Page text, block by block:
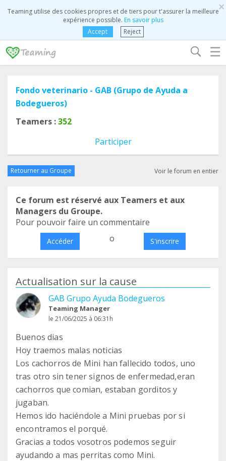
×
Teaming utilise des cookies propres et de tiers pour t'assurer la meilleure
expérience possible. En savoir plus
Accept
Reject
☰
Fondo veterinario - GAB (Grupo de Ayuda a
Bodegueros)
Teamers :352
Participer
Retourner au Groupe Voir le forum en entier
Ce forum est réservé aux Teamers et aux
Managers du Groupe.
Pour pouvoir faire un commentaire
Accéder o S'inscrire
Actualisation sur la cause
GAB Grupo Ayuda Bodegueros
Teaming Manager
le 21/06/2025 à 06:31h
Buenos dias
Hoy traemos malas noticias
Los cachorros de Mini han fallecido todos, uno
tras otro sin tener signos de enfermedad,eran
cachorros que comian, estaban gorditos y
jugaban.
Hemos ido haciéndole a Mini pruebas por si
encontramos el porqué.
Gracias a todos vosotros podemos seguir
ayudando a mas perritas como Mini.